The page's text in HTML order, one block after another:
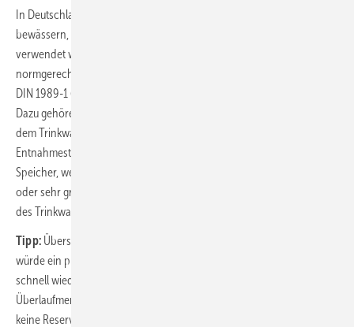
In Deutschland darf von Gesetzes wegen für die Zwecke Garten
bewässern, WC spülen oder Wäsche waschen Regenwasser
verwendet werden, wenn die Anlagen zur Regenwassernutzung
normgerecht gebaut sind, das heißt die technischen Vorgaben der
DIN 1989-1 (1), zukünftig der DIN EN 16 941-1 (2) eingehalten werden.
Dazu gehören unter anderem der freie Auslauf bei Nachspeisung aus
dem Trinkwassernetz und die ­Kennzeichnung von Leitungen und
Entnahmestellen. Kommt regelmäßig genug Regenertrag in den
Speicher, weil vor Ort überdurchschnittlich viel Niederschlag fällt
oder sehr große Dachflächen vorhanden sind, können maximal 50 %
des Trinkwassers ersetzt werden.
Tipp: Übersteigt der Ertrag den Bedarf Monat für Monat deutlich,
würde ein preiswerter kleiner Speicher genügen, denn er füllt sich
schnell wieder. Allerdings muss dann mit häufigen und großen
Überlaufmengen gerechnet werden. Und für Trockenperioden ist
keine Reserve vorhanden. Deshalb immer Regenspeichergröße